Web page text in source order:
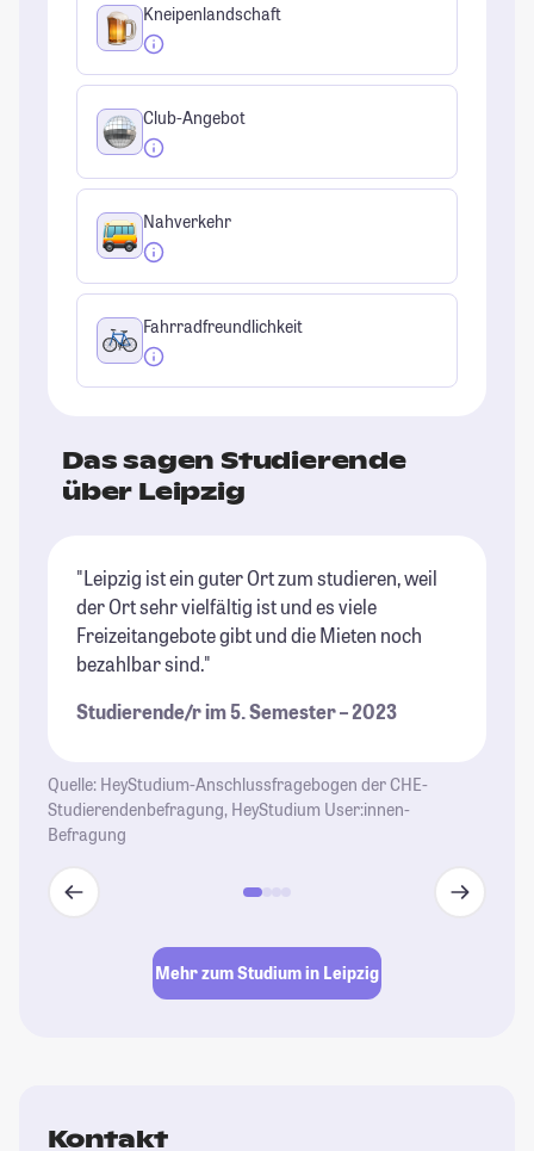
Kneipenlandschaft
Club-Angebot
Nahverkehr
Fahrradfreundlichkeit
Das sagen Studierende
über Leipzig
"Leipzig ist ein guter Ort zum studieren, weil
der Ort sehr vielfältig ist und es viele
Freizeitangebote gibt und die Mieten noch
bezahlbar sind."
Studierende/r im 5. Semester – 2023
Quelle: HeyStudium-Anschlussfragebogen der CHE-
Studierendenbefragung, HeyStudium User:innen-
Befragung
Mehr zum Studium in Leipzig
Kontakt